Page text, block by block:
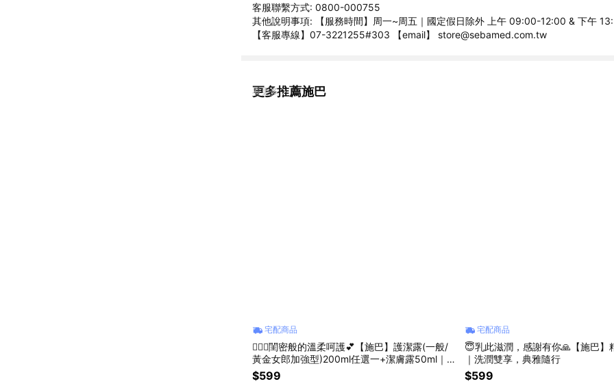
客服聯繫方式: 0800-000755
其他說明事項: 【服務時間】周一~周五｜國定假日除外 上午 09:00-12:00 & 下午
【客服專線】07-3221255#303 【email】 store@sebamed.com.tw
更多推薦施巴
看更多
宅配商品
👩‍❤️‍👩閨密般的溫柔呵護💕【施巴】護潔露(一般/
黃金女郎加強型)200ml任選一+潔膚露50ml｜溫
和清潔 × 私密平衡
$599
宅配商品
😇乳此滋潤，感謝有你🙏【施巴】
｜洗潤雙享，典雅隨行
$599